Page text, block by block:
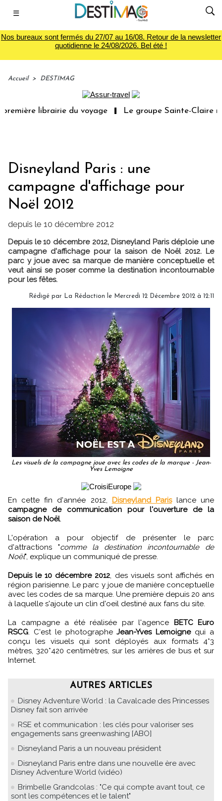
☰
Nos bureaux sont fermés du 27/07 au 16/08. Retour de la newsletter
quotidienne le 24/08/2026. Bel été !
Accueil > DESTIMAG
librairie du voyage Le groupe Sainte-Claire
Disneyland Paris : une
campagne d'affichage pour
Noël 2012
depuis le 10 décembre 2012
Depuis le 10 décembre 2012, Disneyland Paris déploie une
campagne d'affichage pour la saison de Noël 2012. Le
parc y joue avec sa marque de manière conceptuelle et
veut ainsi se poser comme la destination incontournable
pour les fêtes.
Rédigé par La Rédaction le Mercredi 12 Décembre 2012 à 12:11
Les visuels de la campagne joue avec les codes de la marque - Jean-
Yves Lemoigne
En cette fin d'année 2012, Disneyland Parislance une
campagne de communication pour l'ouverture de la
saison de Noël.
L'opération a pour objectif de présenter le parc
d'attractions "comme la destination incontournable de
Noël", explique un communiqué de presse.
Depuis le 10 décembre 2012 , des visuels sont affichés en
région parisienne. Le parc y joue de manière conceptuelle
avec les codes de sa marque. Une première depuis 20 ans
à laquelle s'ajoute un clin d'oeil destiné aux fans du site.
La campagne a été réalisée par l'agence BETC Euro
RSCG . C'est le photographeJean-Yves Lemoignequi a
conçu les visuels qui sont déployés aux formats 4*3
mètres, 320*420 centimètres, sur les arrières de bus et sur
Internet.
AUTRES ARTICLES
Disney Adventure World : la Cavalcade des Princesses
Disney fait son arrivée
RSE et communication : les clés pour valoriser ses
engagements sans greenwashing [ABO]
Disneyland Paris a un nouveau président
Disneyland Paris entre dans une nouvelle ère avec
Disney Adventure World (vidéo)
Brimbelle Grandcolas : "Ce qui compte avant tout, ce
sont les compétences et le talent"